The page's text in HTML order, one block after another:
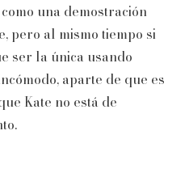
una demostración
pero al mismo tiempo si
ser la única usando
aparte de que es
Kate no está de